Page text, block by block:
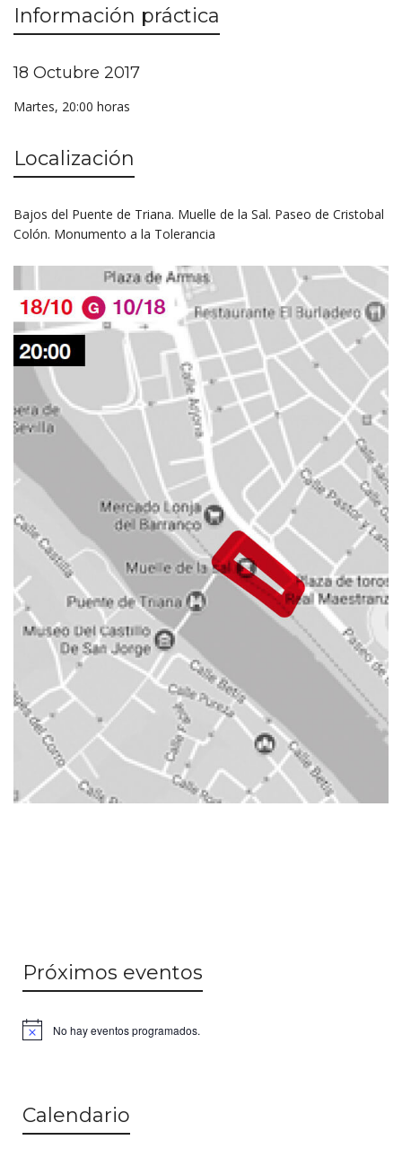
Información práctica
18 Octubre 2017
Martes, 20:00 horas
Localización
Bajos del Puente de Triana. Muelle de la Sal. Paseo de Cristobal
Colón. Monumento a la Tolerancia
Próximos eventos
No hay eventos programados.
Calendario